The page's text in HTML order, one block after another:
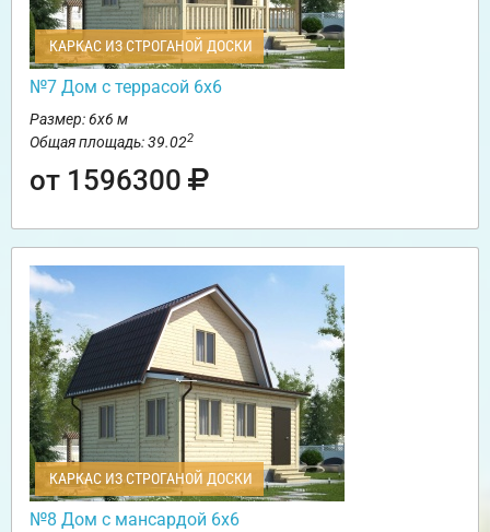
КАРКАС ИЗ СТРОГАНОЙ ДОСКИ
№7 Дом с террасой 6х6
Размер: 6х6 м
Общая площадь: 39.022
от 1596300
КАРКАС ИЗ СТРОГАНОЙ ДОСКИ
№8 Дом с мансардой 6х6